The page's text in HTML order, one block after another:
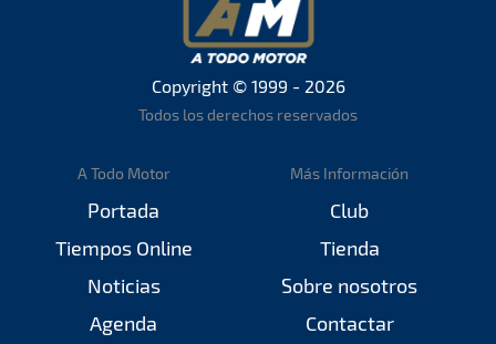
Copyright © 1999 - 2026
Todos los derechos reservados
A Todo Motor
Portada
Tiempos Online
Noticias
Agenda
Más Información
Club
Tienda
Sobre nosotros
Contactar